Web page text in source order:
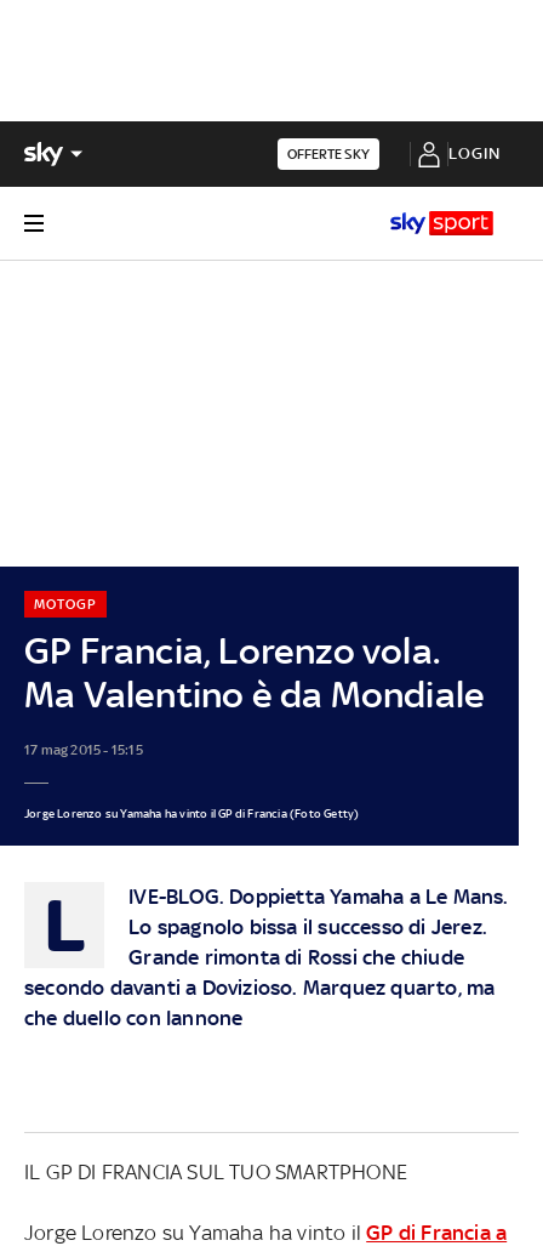
OFFERTE SKY LOGIN
GP Francia, Lorenzo vola.
Ma Valentino è da Mondiale
MOTOGP
17 mag 2015 - 15:15
Jorge Lorenzo su Yamaha ha vinto il GP di Francia (Foto Getty)
L IVE-BLOG. Doppietta Yamaha a Le Mans.
Lo spagnolo bissa il successo di Jerez.
Grande rimonta di Rossi che chiude
secondo davanti a Dovizioso. Marquez quarto, ma
che duello con Iannone
IL GP DI FRANCIA SUL TUO SMARTPHONE
Jorge Lorenzo su Yamaha ha vinto ilGP di Francia a